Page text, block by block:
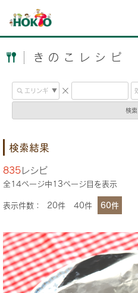
きのこレシピ
検索
検索結果
835レシピ
全14ページ中13ページ目を表示
表示件数： 20件 40件 60件